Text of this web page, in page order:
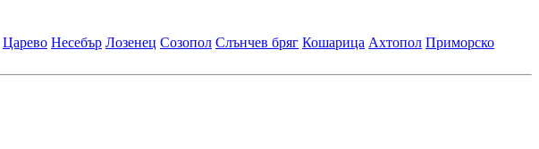
Царево Несебър Лозенец Созопол Слънчев бряг Кошарица Ахтопол Приморско